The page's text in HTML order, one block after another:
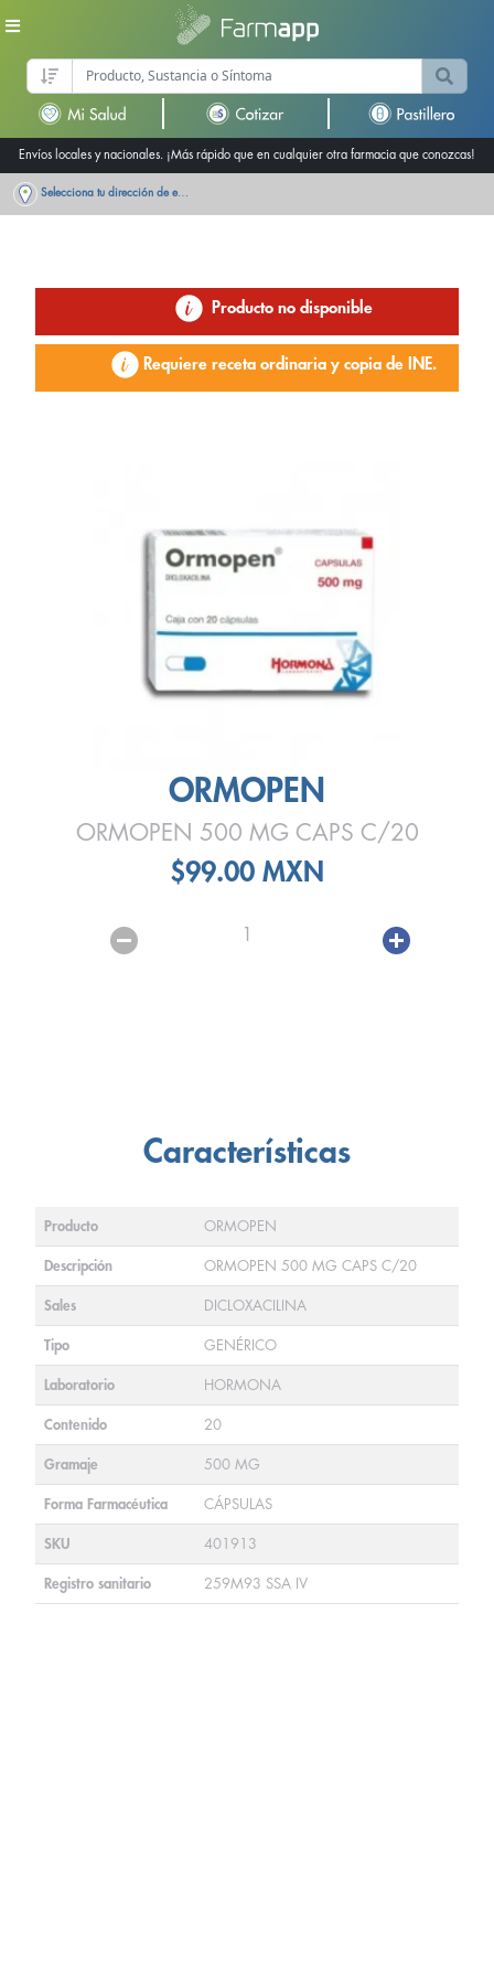
Envíos locales y nacionales. ¡Más rápido que en cualquier otra farmacia que conozcas!
Selecciona tu dirección de entrega
Producto no disponible
Requiere receta ordinaria y copia de INE.
ORMOPEN
ORMOPEN 500 MG CAPS C/20
$99.00 MXN
1
Características
Producto ORMOPEN
Descripción ORMOPEN 500 MG CAPS C/20
Sales DICLOXACILINA
Tipo GENÉRICO
Laboratorio HORMONA
Contenido 20
Gramaje 500 MG
Forma Farmacéutica CÁPSULAS
SKU 401913
Registro sanitario 259M93 SSA IV